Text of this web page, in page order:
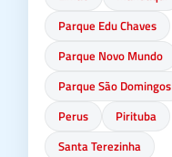
Parque Edu Chaves
Parque Novo Mundo
Parque São Domingos
Perus
Pirituba
Santa Terezinha